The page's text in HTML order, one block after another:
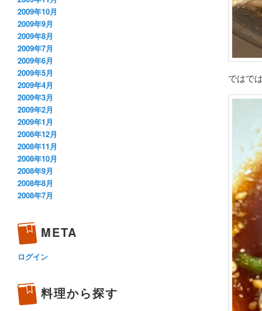
ではで
2009年10月
2009年9月
2009年8月
2009年7月
2009年6月
2009年5月
2009年4月
2009年3月
2009年2月
2009年1月
2008年12月
2008年11月
2008年10月
2008年9月
2008年8月
2008年7月
META
ログイン
料理から探す